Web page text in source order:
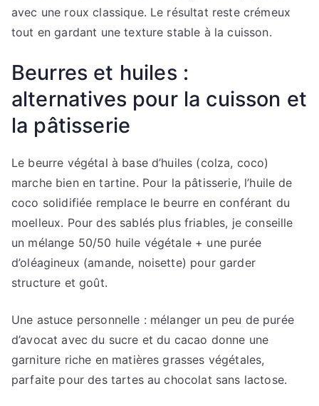
avec une roux classique. Le résultat reste crémeux
tout en gardant une texture stable à la cuisson.
Beurres et huiles :
alternatives pour la cuisson et
la pâtisserie
Le beurre végétal à base d’huiles (colza, coco)
marche bien en tartine. Pour la pâtisserie, l’huile de
coco solidifiée remplace le beurre en conférant du
moelleux. Pour des sablés plus friables, je conseille
un mélange 50/50 huile végétale + une purée
d’oléagineux (amande, noisette) pour garder
structure et goût.
Une astuce personnelle : mélanger un peu de purée
d’avocat avec du sucre et du cacao donne une
garniture riche en matières grasses végétales,
parfaite pour des tartes au chocolat sans lactose.